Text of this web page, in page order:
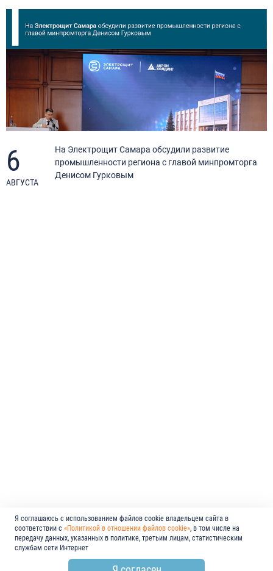
6
АВГУСТА
На Электрощит Самара обсудили развитие
промышленности региона с главой минпромторга
Денисом Гурковым
Я соглашаюсь с использованием файлов cookie владельцем сайта в
соответствии с «Политикой в отношении файлов cookie», в том числе на
передачу данных, указанных в политике, третьим лицам, статистическим
службам сети Интернет